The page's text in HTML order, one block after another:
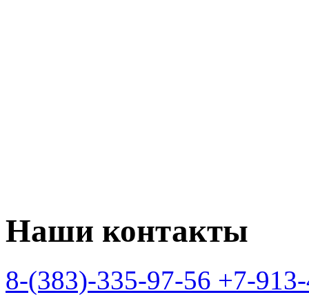
Наши контакты
8-(383)-335-97-56 +7-